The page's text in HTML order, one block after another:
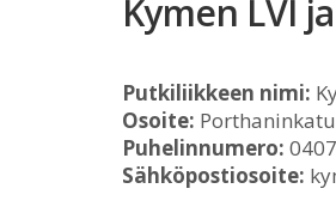
Kymen LVI
Putkiliikkeen nimi:
Osoite:
Puhelinnumero:
Sähköpostiosoite: